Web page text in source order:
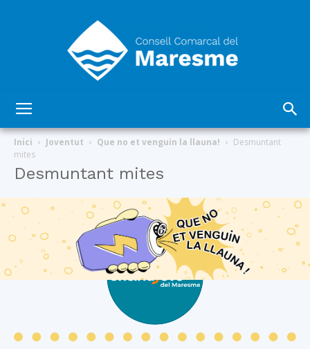
del
Maresme
Inici Joventut Que no et venguin la llauna!
Desmuntant
mites
Desmuntant mites